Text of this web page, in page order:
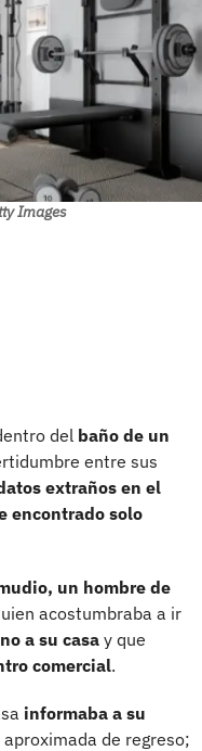
Images
del baño de un
entre sus
extraños en el
encontrado solo
un hombre de
acostumbraba a ir
a su casa y que
comercial.
informaba a su
de regreso;